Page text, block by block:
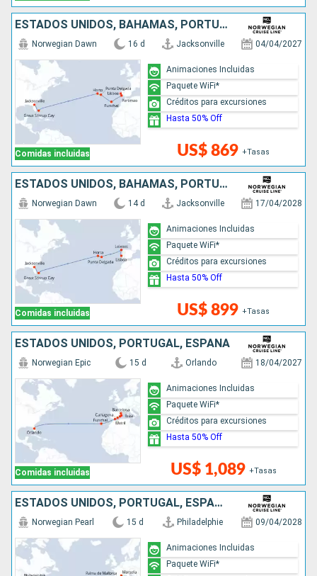
ESTADOS UNIDOS, BAHAMAS, PORTUGAL
Comidas incluidas
Norwegian Dawn 16 d Jacksonville 04/04/2027
US$ 869 +Tasas
Animaciones Incluidas
Paquete WiFi*
Créditos para excursiones
Hasta 50% Off
ESTADOS UNIDOS, BAHAMAS, PORTUGAL
Comidas incluidas
Norwegian Dawn 14 d Jacksonville 17/04/2028
US$ 899 +Tasas
Animaciones Incluidas
Paquete WiFi*
Créditos para excursiones
Hasta 50% Off
ESTADOS UNIDOS, PORTUGAL, ESPAÑA
Comidas incluidas
Norwegian Epic 15 d Orlando 18/04/2027
US$ 1,089 +Tasas
Animaciones Incluidas
Paquete WiFi*
Créditos para excursiones
Hasta 50% Off
ESTADOS UNIDOS, PORTUGAL, ESPAÑA, FRANCIA
Norwegian Pearl 15 d Philadelphie 09/04/2028
Animaciones Incluidas
Paquete WiFi*